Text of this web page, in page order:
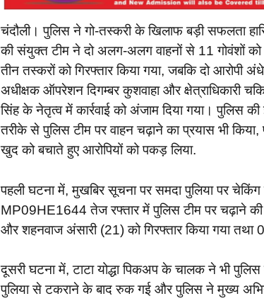
चंदौली। पुलिस ने गो-तस्करी के खिलाफ बड़ी सफलता
की संयुक्त टीम ने दो अलग-अलग वाहनों से 11 गोवंशों को
तीन तस्करों को गिरफ्तार किया गया, जबकि दो आरोपी
अधीक्षक ऑपरेशन दिगम्बर कुशवाहा और क्षेत्राधिकारी
सिंह के नेतृत्व में कार्रवाई को अंजाम दिया गया। पुलिस
तरीके से पुलिस टीम पर वाहन चढ़ाने का प्रयास भी
खुद को बचाते हुए आरोपियों को पकड़ लिया.
पहली घटना में, मुखबिर सूचना पर समदा पुलिया पर
MP09HE1644 तेज रफ्तार में पुलिस टीम पर चढ़ाने
और शहनवाज अंसारी (21) को गिरफ्तार किया गया तथा
दूसरी घटना में, टाटा योद्धा पिकअप के चालक ने भी
पुलिया से टकराने के बाद रुक गई और पुलिस ने मुख्य